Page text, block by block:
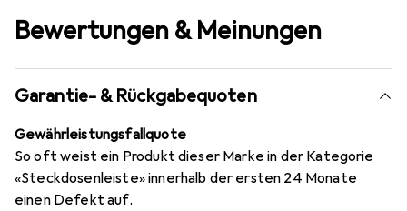
Bewertungen & Meinungen
Garantie- & Rückgabequoten
Gewährleistungsfallquote
So oft weist ein Produkt dieser Marke in der Kategorie
«Steckdosenleiste» innerhalb der ersten 24 Monate
einen Defekt auf.